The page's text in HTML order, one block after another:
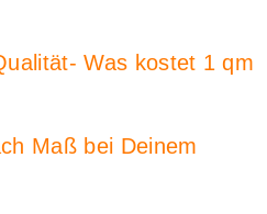
Was kostet 1 qm
Maß bei Deinem